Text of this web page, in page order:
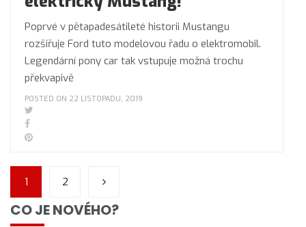
Poprvé v pětapadesátileté historii Mustangu
rozšiřuje Ford tuto modelovou řadu o elektromobil.
Legendární pony car tak vstupuje možná trochu
překvapivě
POSTED ON 22 LISTOPADU, 2019
1 2
CO JE NOVÉHO?